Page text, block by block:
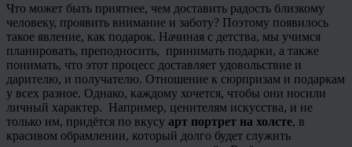
Что может быть приятнее, чем доставить радость близкому
человеку, проявить внимание и заботу? Поэтому появилось
такое явление, как подарок. Начиная с детства, мы учимся
планировать, преподносить, принимать подарки, а также
понимать, что этот процесс доставляет удовольствие и
дарителю, и получателю. Отношение к сюрпризам и подаркам
у всех разное. Однако, каждому хочется, чтобы они носили
личный характер. Например, ценителям искусства, и не
только им, придётся по вкусу арт портрет на холсте, в
красивом обрамлении, который долго будет служить